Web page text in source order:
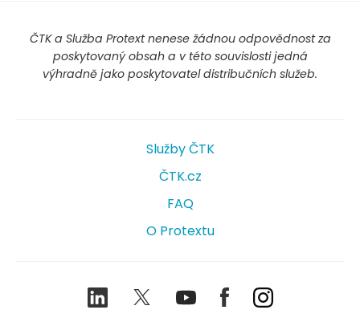
ČTK a Služba Protext nenese žádnou odpovědnost za
poskytovaný obsah a v této souvislosti jedná
výhradně jako poskytovatel distribučních služeb.
Služby ČTK
ČTK.cz
FAQ
O Protextu
LinkedIn TwitterYoutubeFacebookInstagram